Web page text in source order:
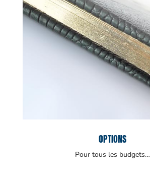
OPTIONS
Pour tous les budgets…